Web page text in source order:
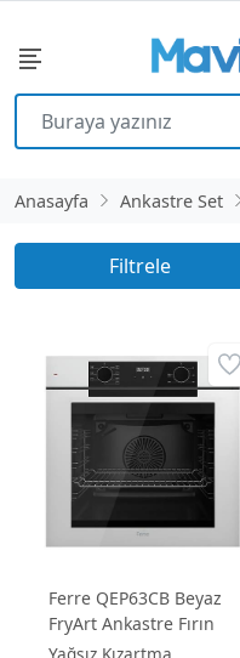
Anasayfa Ankastre Set
Filtrele
Ferre QEP63CB Beyaz
FryArt Ankastre Fırın